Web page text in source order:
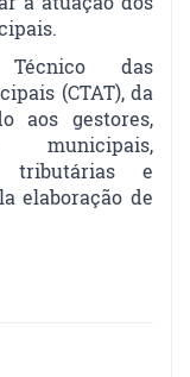
das
(CTAT), da
aos gestores,
municipais,
tributárias e
elaboração de